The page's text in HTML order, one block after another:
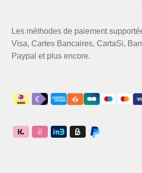
Les méthodes de paiement
Visa, Cartes Bancaires, CartaSi,
Paypal et plus encore.